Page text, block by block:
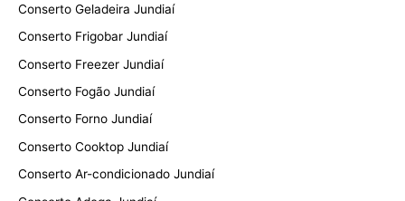
Conserto Geladeira Jundiaí
Conserto Frigobar Jundiaí
Conserto Freezer Jundiaí
Conserto Fogão Jundiaí
Conserto Forno Jundiaí
Conserto Cooktop Jundiaí
Conserto Ar-condicionado Jundiaí